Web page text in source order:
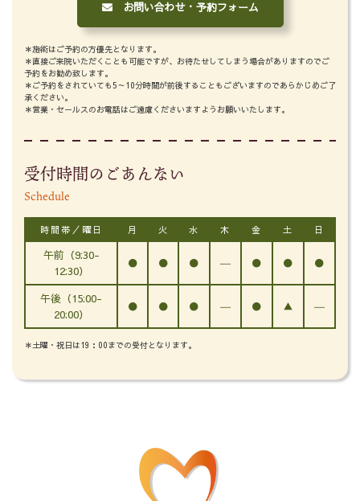
お問い合わせ・予約フォーム
＊施術はご予約の方優先となります。
＊直接ご来院いただくことも可能ですが、お待たせしてしまう場合がありますのでご
予約をお勧め致します。
＊ご予約をされていても5～10分時間が前後することもございますのであらかじめご了
承ください。
＊営業・セールスのお電話はご遠慮くださいますようお願いいたします。
受付時間のごあんない
Schedule
時間帯／曜日 月 火 水 木 金 土 日
午前（9:30-
12:30）
● ● ● ― ● ● ●
午後（15:00-
20:00）
● ● ● ― ● ▲ ―
＊土曜・祝日は19：00までの受付となります。